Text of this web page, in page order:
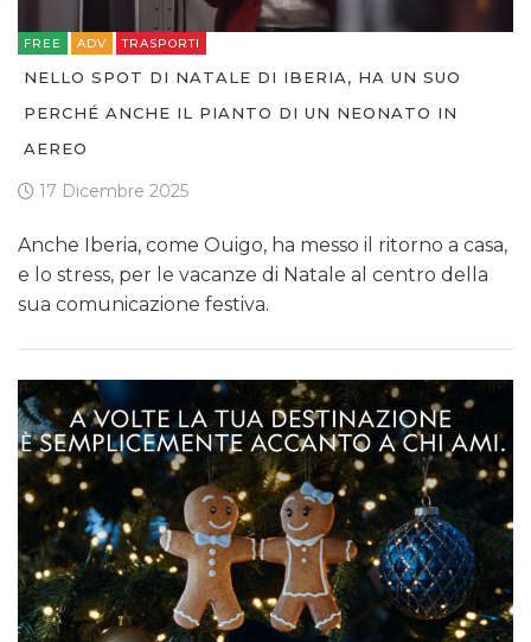
FREE ADV TRASPORTI
NELLO SPOT DI NATALE DI IBERIA, HA UN SUO
PERCHÉ ANCHE IL PIANTO DI UN NEONATO IN
AEREO
17 Dicembre 2025
Anche Iberia, come Ouigo, ha messo il ritorno a casa,
e lo stress, per le vacanze di Natale al centro della
sua comunicazione festiva.